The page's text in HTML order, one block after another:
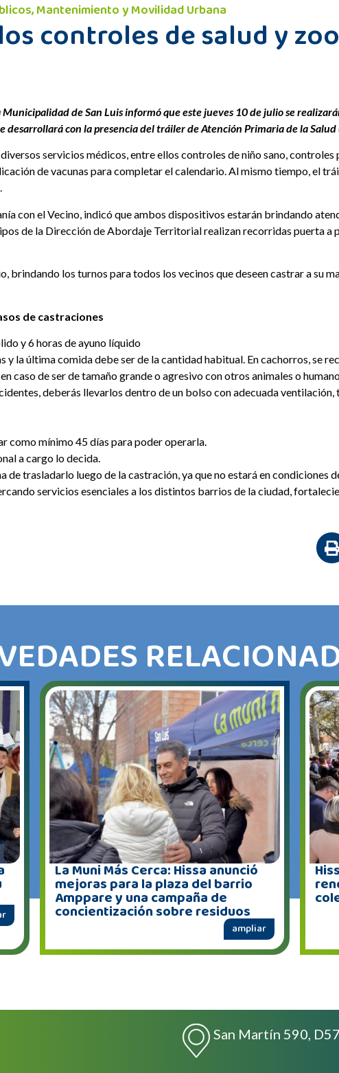
Mantenimiento y Movilidad Urbana
controles de salud y
Municipalidad de San Luis informó que este jueves 10 de julio se
con la presencia del tráiler de Atención Primaria de la Salud
servicios médicos, entre ellos controles de niño sano,
de vacunas para completar el calendario. Al mismo tiempo, el
con elVecino , indicó que ambos dispositivos estarán brindando
de la Dirección de Abordaje Territorial realizan recorridas puerta
brindando los turnos para todos los vecinos que deseen castrar a su
de castraciones
y 6 horas de ayuno líquido
y la última comida debe ser de la cantidad habitual. En cachorros, se
caso de ser de tamaño grande o agresivo con otros animales o
deberás llevarlos dentro de un bolso con adecuada
como mínimo 45 días para poder operarla.
a cargo lo decida.
de trasladarlo luego de la castración, ya que no estará en condiciones
servicios esenciales a los distintos barrios de la ciudad,
La Muni Más Cerca: Hissa anunció
mejoras para la plaza del barrio
Amppare y una campaña de
concientización sobre residuos
ampliar
San Martín 590,